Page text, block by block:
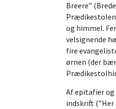
Breere”
Prædikestolen
og himmel.
velsignende
fire
ørnen (der
Af epitafier og
indskrift